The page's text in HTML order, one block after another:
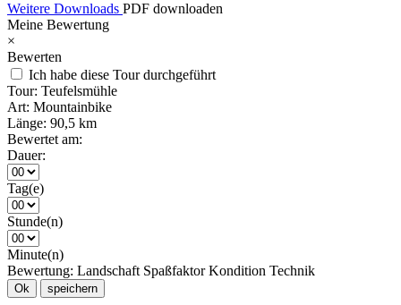
Weitere Downloads PDF downloaden
Meine Bewertung
×
Bewerten
Ich habe diese Tour durchgeführt
Tour: Teufelsmühle
Art: Mountainbike
Länge: 90,5 km
Bewertet am:
Dauer:
Tag(e)
Stunde(n)
Minute(n)
Bewertung: Landschaft Spaßfaktor Kondition Technik
Ok speichern